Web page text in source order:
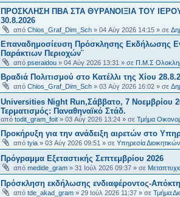
ΠΡΟΣΚΛΗΣΗ ΠΒΑ ΣΤΑ ΘΥΡΑΝΟΙΞΙΑ ΤΟΥ
30.8.2026
από Chios_Graf_Dim_Sch » 04 Αύγ 2026 14:15 » σε
Επαναδημοσίευση Πρόσκλησης Εκδήλωσης
Παράκτιων Περιοχών¨
από pseraidou » 04 Αύγ 2026 13:31 » σε Π.Μ.Σ
Βραδιά Πολιτισμού στο Κατέλλι της Χίου
από Chios_Graf_Dim_Sch » 03 Αύγ 2026 16:02 » σε
Universities Night Run,Σάββατο, 7 Νοεμβρίου
Τερματισμός: Παναθηναϊκό Στάδ.
από todit_gram_foit » 03 Αύγ 2026 13:24 » σε Τμήμα
Προκήρυξη για την ανάδειξη αιρετών στο
από tyia » 03 Αύγ 2026 09:51 » σε Υπηρεσία
Πρόγραμμα Εξεταστικής Σεπτεμβρίου 2026
από medide_gram » 31 Ιούλ 2026 09:37 » σε
Πρόσκληση εκδήλωσης ενδιαφέροντος-
από tde_akad_gram » 29 Ιούλ 2026 11:37 » σε Τμήμα